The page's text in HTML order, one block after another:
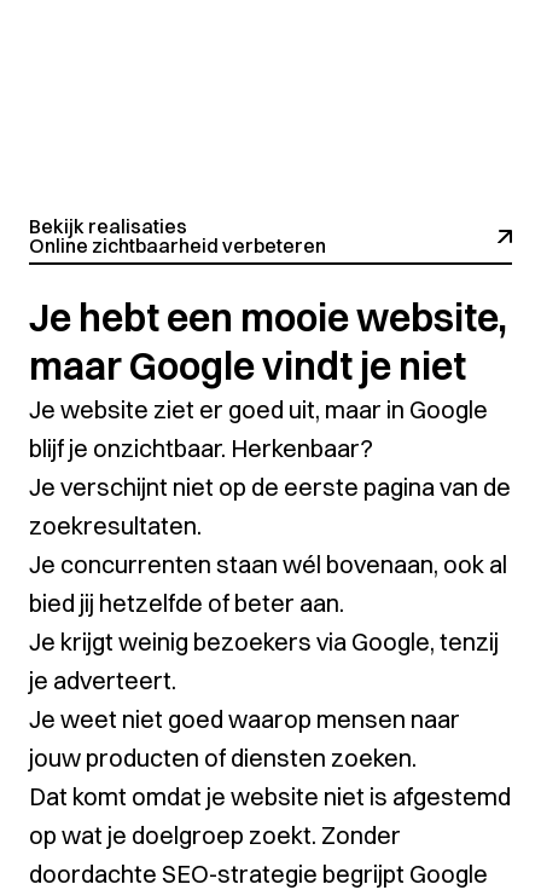
Bekijk realisaties
Online zichtbaarheid verbeteren
Je hebt een mooie website,
maar Google vindt je niet
Je website ziet er goed uit, maar in Google
blijf je onzichtbaar. Herkenbaar?
Je verschijnt niet op de eerste pagina van de
zoekresultaten.
Je concurrenten staan wél bovenaan, ook al
bied jij hetzelfde of beter aan.
Je krijgt weinig bezoekers via Google, tenzij
je adverteert.
Je weet niet goed waarop mensen naar
jouw producten of diensten zoeken.
Dat komt omdat je website niet is afgestemd
op wat je doelgroep zoekt. Zonder
doordachte SEO-strategie begrijpt Google